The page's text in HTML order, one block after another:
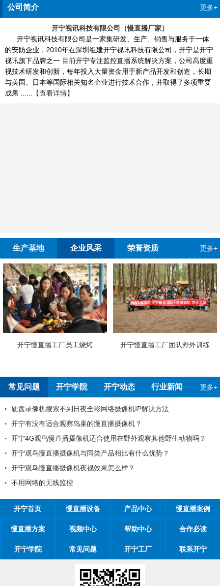
公司简介 更多+
开宁视讯科技有限公司（慢直播厂家）
开宁视讯科技有限公司是一家集研发、生产、销售与服务于一体
的安防企业，2010年在深圳组建开宁视讯科技有限公司，开宁是开宁
视讯旗下品牌之一 目前开宁专注监控直播系统解决方案，公司高度重
视技术研发和创新，每年投入大量资金用于新产品开发和创造，长期
与美国、日本等国际相关知名企业进行技术合作，并取得了多项重要
成果 ......
【查看详情】
生产基地 企业风采 荣誉资质 更多+
开宁慢直播工厂员工烧烤 开宁慢直播工厂团队野外训练
常见问题 开宁学院 开宁动态 行业新闻 更多+
硬盘录像机搜索不到日夜全彩网络摄像机IP解决方法
开宁有没有适合观察鸟巢的慢直播摄像机？
开宁4G观鸟慢直播摄像机适合使用在野外观察其他野生动物吗？
开宁观鸟慢直播摄像机与同类产品相比有什么优势？
开宁观鸟慢直播摄像机夜视效果怎么样？
不用网络的无线监控
开宁首页 慢直播设备 产品中心 慢直播案例
慢直播方案 视频中心 帮助中心 合作必读
开宁学院 常见问题 开宁工厂 联系开宁